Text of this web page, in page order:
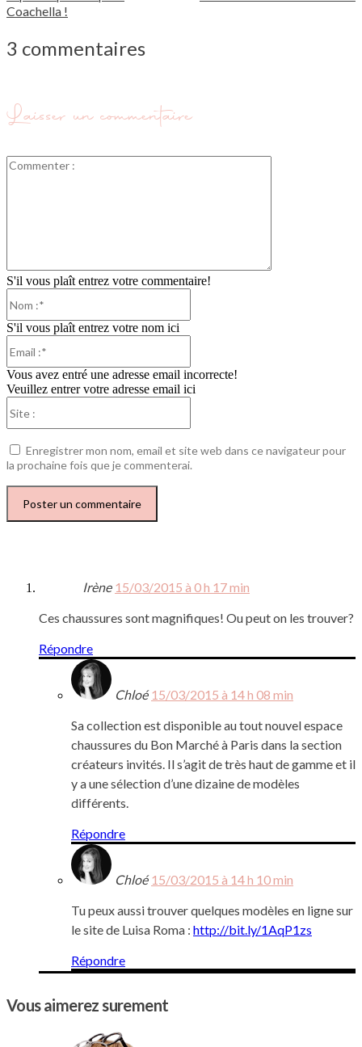
Coachella !
3 commentaires
Irène 15/03/2015 à 0 h 17 min
Ces chaussures sont magnifiques! Ou peut on les trouver?
Répondre
Chloé 15/03/2015 à 14 h 08 min
Sa collection est disponible au tout nouvel espace
chaussures du Bon Marché à Paris dans la section
créateurs invités. Il s’agit de très haut de gamme et il
y a une sélection d’une dizaine de modèles
différents.
Répondre
Chloé 15/03/2015 à 14 h 10 min
Tu peux aussi trouver quelques modèles en ligne sur
le site de Luisa Roma : http://bit.ly/1AqP1zs
Répondre
Laisser un commentaire
S'il vous plaît entrez votre commentaire!
S'il vous plaît entrez votre nom ici
Vous avez entré une adresse email incorrecte!
Veuillez entrer votre adresse email ici
Enregistrer mon nom, email et site web dans ce navigateur pour
la prochaine fois que je commenterai.
Vous aimerez surement